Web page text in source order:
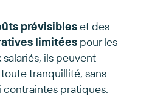
prévisibleset des
limitées pour les
ils peuvent
tranquillité, sans
pratiques.